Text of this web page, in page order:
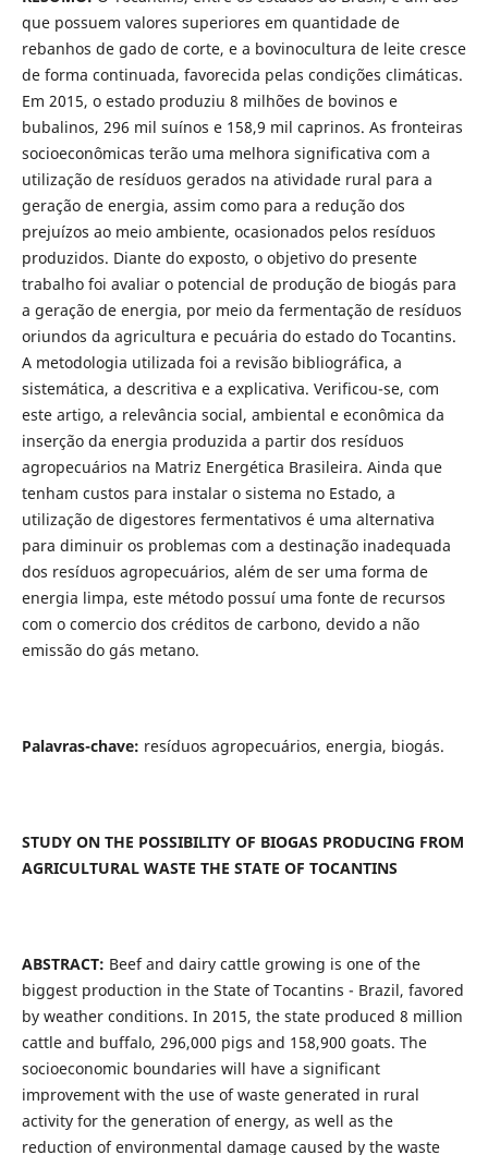
que possuem valores superiores em quantidade de
rebanhos de gado de corte, e a bovinocultura de leite cresce
de forma continuada, favorecida pelas condições climáticas.
Em 2015, o estado produziu 8 milhões de bovinos e
bubalinos, 296 mil suínos e 158,9 mil caprinos. As fronteiras
socioeconômicas terão uma melhora significativa com a
utilização de resíduos gerados na atividade rural para a
geração de energia, assim como para a redução dos
prejuízos ao meio ambiente, ocasionados pelos resíduos
produzidos. Diante do exposto, o objetivo do presente
trabalho foi avaliar o potencial de produção de biogás para
a geração de energia, por meio da fermentação de resíduos
oriundos da agricultura e pecuária do estado do Tocantins.
A metodologia utilizada foi a revisão bibliográfica, a
sistemática, a descritiva e a explicativa. Verificou-se, com
este artigo, a relevância social, ambiental e econômica da
inserção da energia produzida a partir dos resíduos
agropecuários na Matriz Energética Brasileira. Ainda que
tenham custos para instalar o sistema no Estado, a
utilização de digestores fermentativos é uma alternativa
para diminuir os problemas com a destinação inadequada
dos resíduos agropecuários, além de ser uma forma de
energia limpa, este método possuí uma fonte de recursos
com o comercio dos créditos de carbono, devido a não
emissão do gás metano.
Palavras-chave: resíduos agropecuários, energia, biogás.
STUDY ON THE POSSIBILITY OF BIOGAS PRODUCING FROM
AGRICULTURAL WASTE THE STATE OF TOCANTINS
ABSTRACT: Beef and dairy cattle growing is one of the
biggest production in the State of Tocantins - Brazil, favored
by weather conditions. In 2015, the state produced 8 million
cattle and buffalo, 296,000 pigs and 158,900 goats. The
socioeconomic boundaries will have a significant
improvement with the use of waste generated in rural
activity for the generation of energy, as well as the
reduction of environmental damage caused by the waste